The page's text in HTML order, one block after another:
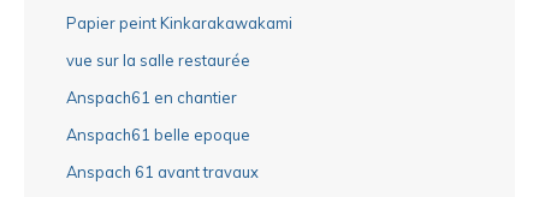
Papier peint Kinkarakawakami
vue sur la salle restaurée
Anspach61 en chantier
Anspach61 belle epoque
Anspach 61 avant travaux